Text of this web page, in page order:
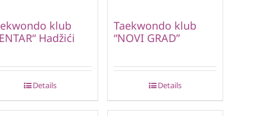
klub
Hadžići
Details
Taekwondo klub
“NOVI GRAD”
Details